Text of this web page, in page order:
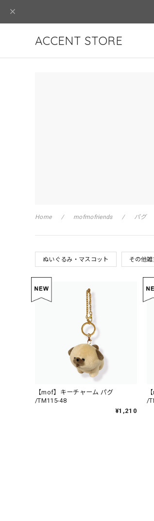
ACCENT STORE
Home mofmofriends パグ
ぬいぐるみ・マスコット その他
【mof】キーチャーム パグ
/TM115-48
¥1,210
/